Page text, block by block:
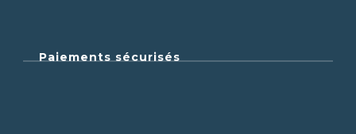
Paiements sécurisés